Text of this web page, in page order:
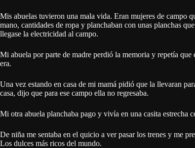
Mis abuelas tuvieron una mala vida. Eran mujeres de campo
mano, cantidades de ropa y planchaban con unas planchas
llegase la electricidad al campo.
Mi abuela por parte de madre perdió la memoria y repetía
era.
Una vez estando en casa de mi mamá pidió que la llevaran
casa, dijo que para ese campo ella no regresaba.
Mi otra abuela planchaba pago y vivía en una casita estrecha
De niña me sentaba en el quicio a ver pasar los trenes y me
Los dulces más ricos del mundo.